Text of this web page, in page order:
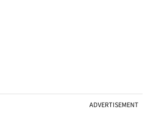
ADVERTISEMENT